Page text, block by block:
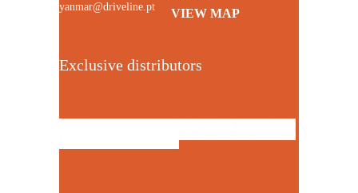
yanmar@driveline.pt
VIEW MAP
Exclusive distributors